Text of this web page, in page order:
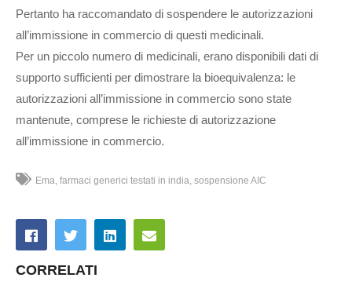
Pertanto ha raccomandato di sospendere le autorizzazioni
all’immissione in commercio di questi medicinali.
Per un piccolo numero di medicinali, erano disponibili dati di
supporto sufficienti per dimostrare la bioequivalenza: le
autorizzazioni all’immissione in commercio sono state
mantenute, comprese le richieste di autorizzazione
all’immissione in commercio.
Ema farmaci generici testati in india sospensione AIC
CORRELATI